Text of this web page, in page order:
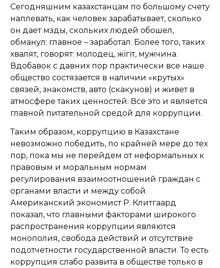
Сегодняшним казахстанцам по большому счету
наплевать, как человек зарабатывает, сколько
он дает мзды, скольких людей обошел,
обманул: главное – заработал. Более того, таких
хвалят, говорят: молодец, жігіт, мужчина.
Вдобавок с давних пор практически все наше
общество состязается в наличии «крутых»
связей, знакомств, авто (скакунов) и живет в
атмосфере таких ценностей. Всё это и является
главной питательной средой для коррупции.
Таким образом, коррупцию в Казахстане
невозможно победить, по крайней мере до тех
пор, пока мы не перейдем от неформальных к
правовым и моральным нормам
регулирования взаимоотношений граждан с
органами власти и между собой.
Американский экономист Р. Клитгаард
показал, что главными факторами широкого
распространения коррупции являются
монополия, свобода действий и отсутствие
подотчетности государственной власти. То есть
коррупция слабо развита в обществе только в